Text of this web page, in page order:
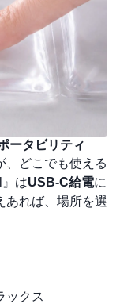
ータビリティ
、どこでも使える
はUSB-C給電に
あれば、場所を選
ックス